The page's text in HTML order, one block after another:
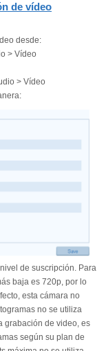
de vídeo
desde:
> Vídeo
> Vídeo
de suscripción. Para
baja es 720p, por lo
esta cámara no
no se utiliza
grabación de video, es
según su plan de